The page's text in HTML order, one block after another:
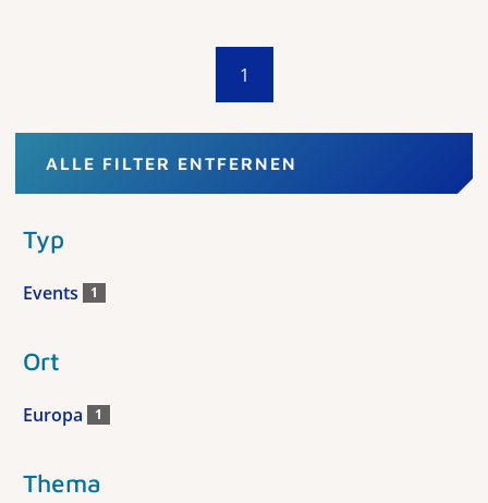
1
ALLE FILTER ENTFERNEN
Typ
Events 1
Ort
Europa 1
Thema